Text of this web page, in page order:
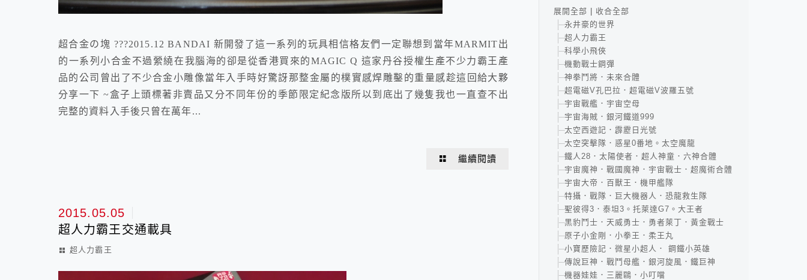
超合金の塊 ???2015.12 BANDAI 新開發了這一系列的玩具相信格友們一定聯想到當年MARMIT出
的一系列小合金不過縈繞在我腦海的卻是從香港買來的MAGIC Q 這家丹谷授權生產不少力霸王產
品的公司曾出了不少合金小雕像當年入手時好驚訝那整金屬的樸實感焊雕鑿的重量感趁這回給大夥
分享一下 ~盒子上頭標著非賣品又分不同年份的季節限定紀念版所以到底出了幾隻我也一直查不出
完整的資料入手後只曾在萬年...
繼續閱讀
2015.05.05
超人力霸王交通載具
超人力霸王
展開全部
收合全部
永井豪的世界
超人力霸王
科學小飛俠
機動戰士鋼彈
神拳鬥將．未來合體
超電磁V孔巴拉．超電磁V波羅五號
宇宙戰艦．宇宙空母
宇宙海賊．銀河鐵道999
太空西遊記．霹靂日光號
太空突擊隊．惑星0番地。太空魔龍
鐵人28．太陽使者．超人神童．六神合體
宇宙魔神．戰國魔神．宇宙戰士．超魔術合體
宇宙大帝．百獸王．機甲艦隊
特攝．戰隊．巨大機器人．恐龍救生隊
聖彼得3．泰坦3。托萊達G7。大王者
黑豹鬥士．天威勇士．勇者萊丁．黃金戰士
原子小金剛．小拳王．柔王丸
小寶歷險記．微星小超人． 鋼鐵小英雄
傳說巨神．戰鬥母艦．銀河旋風．鐵巨神
機器娃娃．三麗鷗．小叮噹